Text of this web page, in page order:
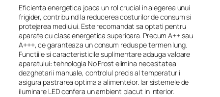
Eficienta energetica joaca un rol crucial in alegerea unui
frigider, contribuind la reducerea costurilor de consum si
protejarea mediului. Este recomandat sa optati pentru
aparate cu clasa energetica superioara. Precum A++ sau
A+++, ce garanteaza un consum redus pe termen lung.
Functiile si caracteristicile suplimentare adauga valoare
aparatului: tehnologia No Frost elimina necesitatea
dezghetarii manuale, controlul precis al temperaturii
asigura pastrarea optima a alimentelor. Iar sistemele de
iluminare LED confera un ambient placut in interior.